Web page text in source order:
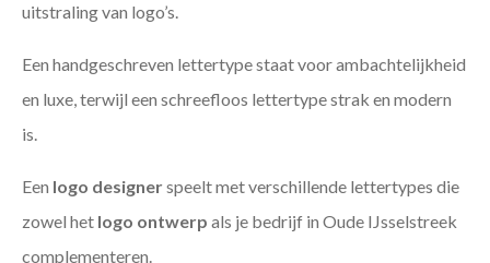
uitstraling van logo’s.
Een handgeschreven lettertype staat voor ambachtelijkheid
en luxe, terwijl een schreefloos lettertype strak en modern
is.
Een logo designerspeelt met verschillende lettertypes die
zowel het logo ontwerp als je bedrijf in Oude IJsselstreek
complementeren.